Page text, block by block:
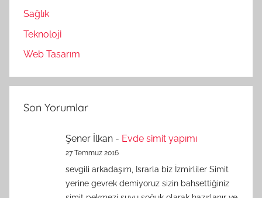
Sağlık
Teknoloji
Web Tasarım
Son Yorumlar
Şener İlkan - Evde simit yapımı
27 Temmuz 2016
sevgili arkadaşım, Israrla biz İzmirliler Simit
yerine gevrek demiyoruz sizin bahsettiğiniz